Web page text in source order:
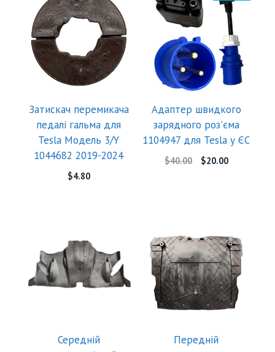
Затискач перемикача
педалі гальма для
Tesla Модель 3/Y
1044682 2019-2024
$4.80
Адаптер швидкого
зарядного роз'єма
1104947 для Tesla у ЄС
$40.00 $20.00
Середній
Передній